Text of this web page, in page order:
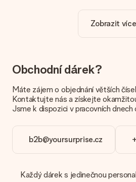
Je personalizace zahrnuta v ceně?
Jak zjistím, zda má moje fotografie
spokojeni. Proto je důležité používat
fotografie. Pokud si nejste jisti
náš zákaznický servis a přiložte
za vás!
Jaké formáty mohu nahrát?
technické nebo máte obrázek jiného
chtěli použít? Kontaktujte prosím náš
Zobrazit více
Obchodní dárek?
Máte zájem o objednání větších
Kontaktujte nás a získejte
Jsme k dispozici v pracovních
b2b@yoursurprise.cz
Každý dárek s jedinečnou